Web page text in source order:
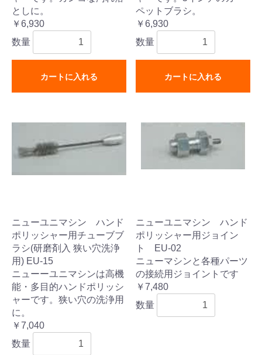
としに。
￥6,930
数量
カートに入れる
ペットブラシ。
￥6,930
数量
カートに入れる
ニューユニマシン ハンド
ポリッシャー用チューブブ
ラシ(研磨剤入 狭い穴洗浄
用) EU-15
ニューーユニマシンは高機
能・多目的ハンドポリッシ
ャーです。狭い穴の洗浄用
に。
￥7,040
数量
ニューユニマシン ハンド
ポリッシャー用ジョイン
ト EU-02
ニューマシンと各種パーツ
の接続用ジョイントです
￥7,480
数量